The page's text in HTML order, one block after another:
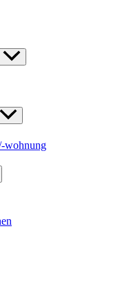
wohnung